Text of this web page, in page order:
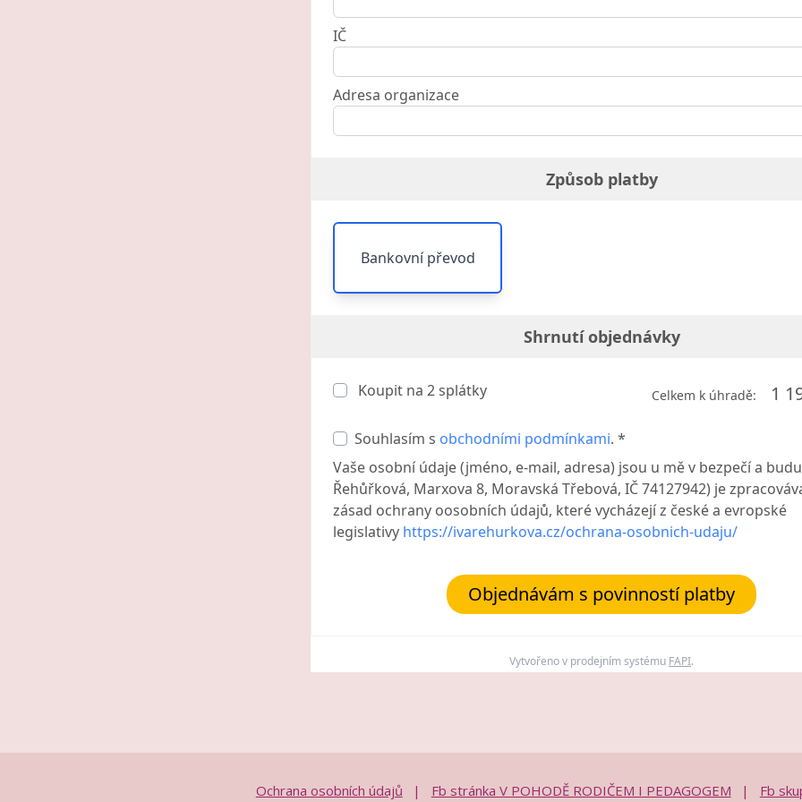
IČ
Adresa organizace
Způsob platby
Bankovní převod
Shrnutí objednávky
Koupit na 2splátky Celkem k úhradě: 1
Souhlasím s obchodními podmínkami. *
Vaše osobní údaje (jméno, e-mail, adresa) jsou u mě v bezpečí a
Řehůřková, Marxova 8, Moravská Třebová, IČ 74127942) je
zásad ochrany oosobních údajů, které vycházejí z české a evropské
legislativy https://ivarehurkova.cz/ochrana-osobnich-udaju/
Objednávám s povinností platby
Vytvořeno v prodejním systému FAPI.
Ochrana osobních údajů Fb stránka V POHODĚ RODIČEM I PEDAGOGEM Fb